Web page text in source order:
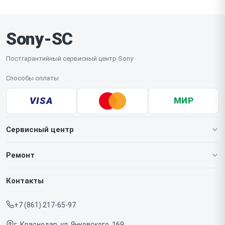
устройство будет доставлено в мастерскую.
Sony-SC
Постгарантийный сервисный центр Sony
Способы оплаты
VISA МИР
Сервисный центр
О нашем сервисе
Срочный ремонт
Ремонт
Игровых приставок
Контакты
+7 (861) 217-65-97